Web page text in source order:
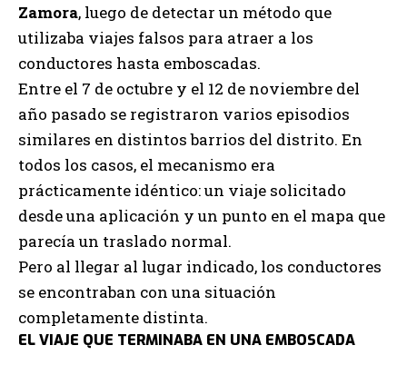
Zamora, luego de detectar un método que
utilizaba viajes falsos para atraer a los
conductores hasta emboscadas.
Entre el 7 de octubre y el 12 de noviembre del
año pasado se registraron varios episodios
similares en distintos barrios del distrito. En
todos los casos, el mecanismo era
prácticamente idéntico: un viaje solicitado
desde una aplicación y un punto en el mapa que
parecía un traslado normal.
Pero al llegar al lugar indicado, los conductores
se encontraban con una situación
completamente distinta.
EL VIAJE QUE TERMINABA EN UNA EMBOSCADA